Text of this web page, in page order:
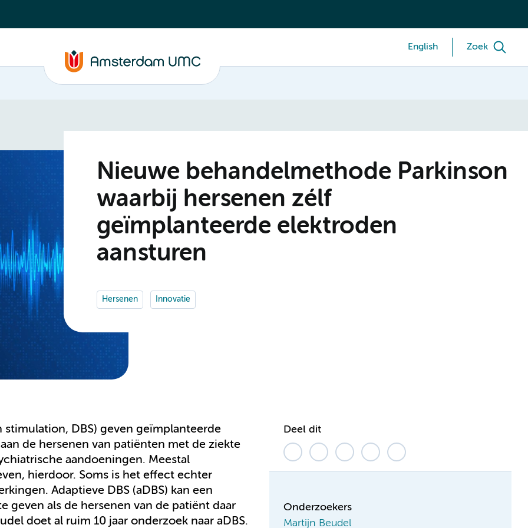
English Zoek
Nieuwe behandelmethode Parkinson
waarbij hersenen zélf
geïmplanteerde elektroden
aansturen
Hersenen Innovatie
DBS) geven geïmplanteerde
de hersenen van patiënten met de ziekte
aandoeningen. Meestal
hierdoor. Soms is het effect echter
Adaptieve DBS (aDBS) kan een
geven als de hersenen van de patiënt daar
doet al ruim 10 jaar onderzoek naar aDBS.
Deel dit
Onderzoekers
Martijn Beudel